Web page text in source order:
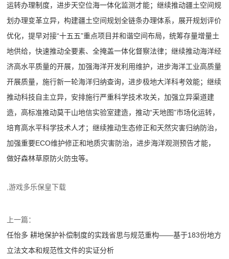
运转办理制度，进步天空位海一体化监测才能；继续推动疆土空间规
划办理变革立异，构建疆土空间规划全链条办理体系，展开规划评价
优化，提早对接“十五五”重点项目并和谐空间布局，统筹存量增量土
地供给，快速推动全要素、全掩盖一体化督察法律；继续推动海洋经
济高水平质量的开展，加强海洋开发利用维护，进步海洋工业高质量
开展质量，施行新一轮海洋归纳查询，进步极地大洋科考效能；继续
推动科技自主立异，安排施行严重科学技术攻关，加强立异渠道建
造，高标准推动莫干山地信实验室建造，推动“天地图”市场化运转，
培育高水平科学技术人才；继续推动生态修正和天然灾害归纳防治，
加强重要ECO维护修正和地质灾害防治，进步海洋观测预告才能，
做好森林草原防火防虫等。
,游戏多乐保皇下载
上一篇：
任怡多 耕地保护补偿制度的实践省思与规范重构——基于183份地方
立法文本和规范性文件的实证分析